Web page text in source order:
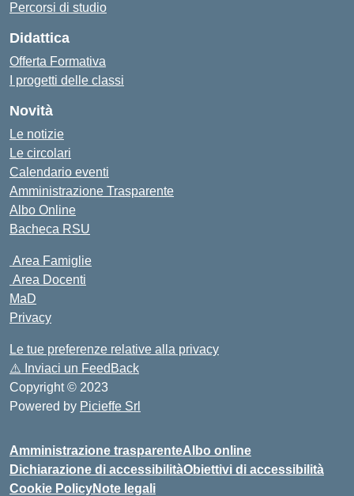
Percorsi di studio
Didattica
Offerta Formativa
I progetti delle classi
Novità
Le notizie
Le circolari
Calendario eventi
Amministrazione Trasparente
Albo Online
Bacheca RSU
Area Famiglie
Area Docenti
MaD
Privacy
Le tue preferenze relative alla privacy
⚠️ Inviaci un FeedBack
Copyright © 2023
Powered by Picieffe Srl
Amministrazione trasparenteAlbo online
Dichiarazione di accessibilitàObiettivi di accessibilità
Cookie PolicyNote legali